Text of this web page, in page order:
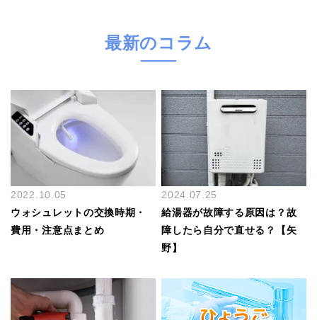
最新のコラム
2022.10.05
ウォシュレットの交換時期・
費用・注意点まとめ
2024.07.25
給湯器が故障する原因は？故
障したら自分で直せる？【矢
野】